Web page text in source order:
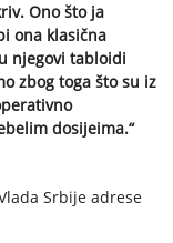
Ono što ja
ona klasična
njegovi tabloidi
zbog toga što su iz
dosijeima.“
Srbije adrese